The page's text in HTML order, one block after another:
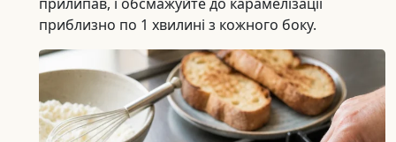
приблизно по 1 хвилині з кожного боку.